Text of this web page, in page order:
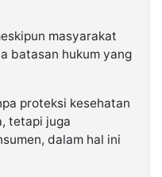
masyarakat
batasan hukum yang
proteksi kesehatan
tetapi juga
dalam hal ini